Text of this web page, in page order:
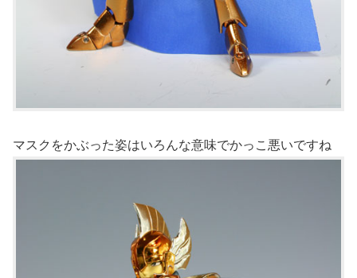
マスクをかぶった姿はいろんな意味でかっこ悪いですね